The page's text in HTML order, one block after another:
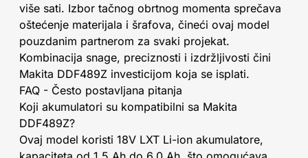
više sati. Izbor tačnog obrtnog momenta sprečava
oštećenje materijala i šrafova, čineći ovaj model
pouzdanim partnerom za svaki projekat.
Kombinacija snage, preciznosti i izdržljivosti čini
Makita DDF489Z investicijom koja se isplati.
FAQ - Često postavljana pitanja
Koji akumulatori su kompatibilni sa Makita
DDF489Z?
Ovaj model koristi 18V LXT Li-ion akumulatore,